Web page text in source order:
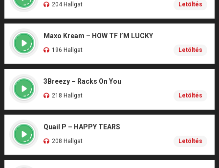
204 Hallgat Letöltés
Maxo Kream – HOW TF I’M LUCKY
196 Hallgat Letöltés
3Breezy – Racks On You
218 Hallgat Letöltés
Quail P – HAPPY TEARS
208 Hallgat Letöltés